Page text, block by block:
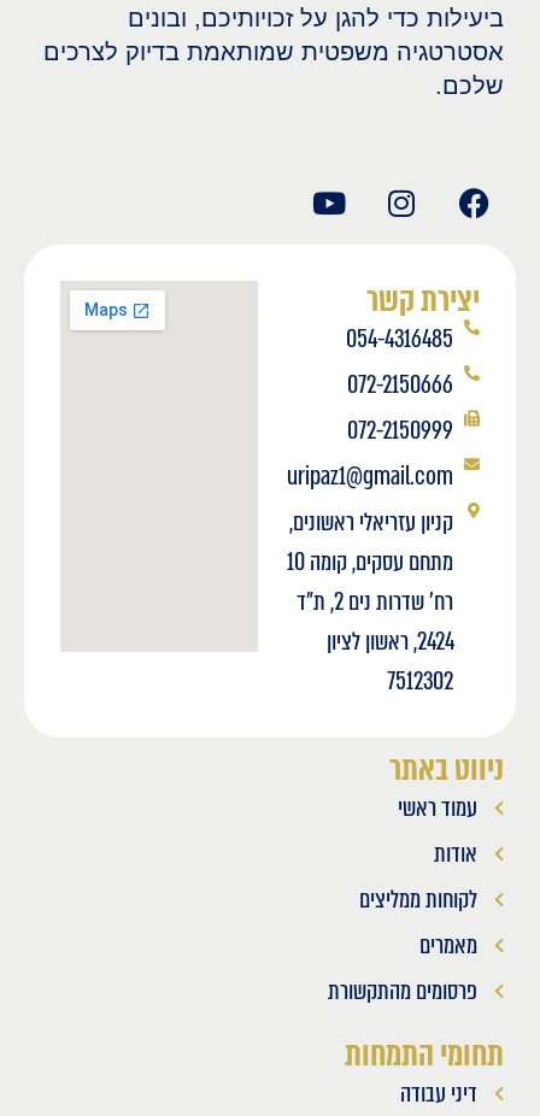
ביעילות כדי להגן על זכויותיכם, ובונים
אסטרטגיה משפטית שמותאמת בדיוק לצרכים
שלכם.
ניווט באתר
עמוד ראשי
אודות
לקוחות ממליצים
מאמרים
פרסומים מהתקשורת
תחומי התמחות
דיני עבודה
יצירת קשר
054-4316485
072-2150666
072-2150999
uripaz1@gmail.com
קניון עזריאלי ראשונים,
מתחם עסקים, קומה 10
רח' שדרות נים 2, ת"ד
2424, ראשון לציון
7512302